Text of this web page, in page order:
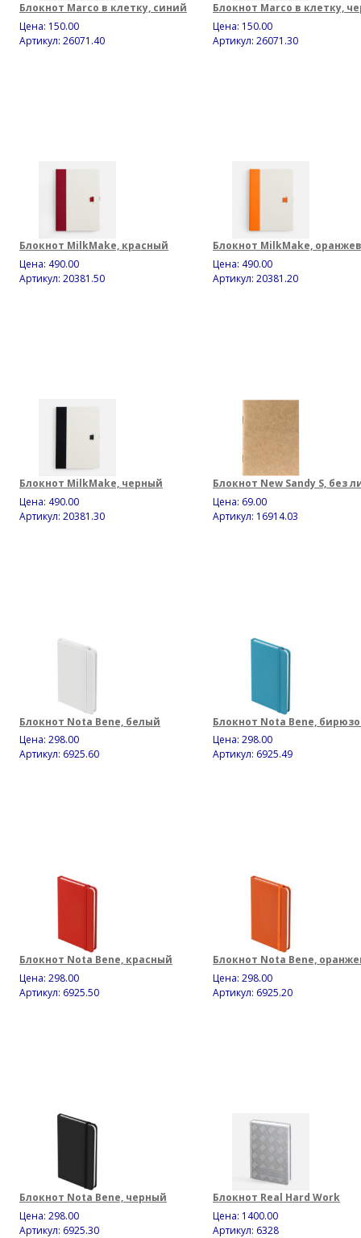
Блокнот Marco в клетку, синий
Цена: 150.00
Артикул: 26071.40
Блокнот Marco в клетку,
Цена: 150.00
Артикул: 26071.30
Блокнот MilkMake, красный
Цена: 490.00
Артикул: 20381.50
Блокнот MilkMake,
Цена: 490.00
Артикул: 20381.20
Блокнот MilkMake, черный
Цена: 490.00
Артикул: 20381.30
Блокнот New Sandy S, без
Цена: 69.00
Артикул: 16914.03
Блокнот Nota Bene, белый
Цена: 298.00
Артикул: 6925.60
Блокнот Nota Bene,
Цена: 298.00
Артикул: 6925.49
Блокнот Nota Bene, красный
Цена: 298.00
Артикул: 6925.50
Блокнот Nota Bene,
Цена: 298.00
Артикул: 6925.20
Блокнот Nota Bene, черный
Цена: 298.00
Артикул: 6925.30
Блокнот Real Hard Work
Цена: 1400.00
Артикул: 6328